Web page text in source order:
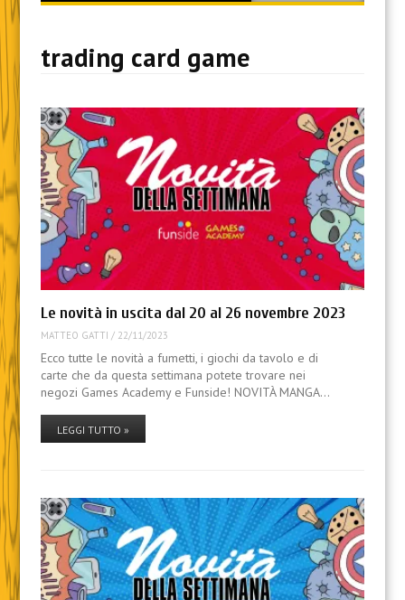
content
trading card game
Le novità in uscita dal 20 al 26 novembre 2023
MATTEO GATTI / 22/11/2023
Ecco tutte le novità a fumetti, i giochi da tavolo e di
carte che da questa settimana potete trovare nei
negozi Games Academy e Funside! NOVITÀ MANGA…
LEGGI TUTTO »